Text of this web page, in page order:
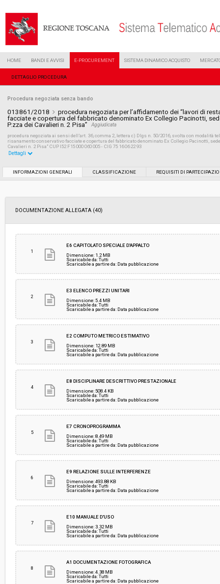
HOME BANDI E AVVISI E-PROCUREMENT SISTEMA DINAMICO ACQUISTO
DETTAGLIO PROCEDURA
Procedura negoziata senza bando
013861/2018
procedura negoziata per l’affidamento dei “lavori di
facciate e copertura del fabbricato denominato Ex Collegio Pacinotti,
P.zza dei Cavalieri n. 2 Pisa”
Aggiudicata
procedura negoziata ai sensi dell’art. 36, comma 2, lettera c) Dlgs n. 50/2016, svolta con modalità
risanamento conservativo facciate e copertura del fabbricato denominato Ex Collegio Pacinotti,
Cavalieri n. 2 Pisa” CUP I52 F15 000 060 005 - CIG 75 16 06 22 93
Data pubblicazione:
Svolgimento:
Responsabile attuale:
UNIVERSITÀ DI PISA - Servizio gare e degli
Dettagli
INFORMAZIONI GENERALI CLASSIFICAZIONE REQUISITI DI
DOCUMENTAZIONE ALLEGATA (40)
1
E6 CAPITOLATO SPECIALE D'APPALTO
Dimensione: 1.2 MB
Scaricabile da: Tutti
Scaricabile a partire da: Data pubblicazione
2
E3 ELENCO PREZZI UNITARI
Dimensione: 5.4 MB
Scaricabile da: Tutti
Scaricabile a partire da: Data pubblicazione
3
E2 COMPUTO METRICO ESTIMATIVO
Dimensione: 12.89 MB
Scaricabile da: Tutti
Scaricabile a partire da: Data pubblicazione
4
E8 DISCIPLINARE DESCRITTIVO PRESTAZIONALE
Dimensione: 508.4 KB
Scaricabile da: Tutti
Scaricabile a partire da: Data pubblicazione
5
E7 CRONOPROGRAMMA
Dimensione: 8.49 MB
Scaricabile da: Tutti
Scaricabile a partire da: Data pubblicazione
6
E9 RELAZIONE SULLE INTERFERENZE
Dimensione: 493.88 KB
Scaricabile da: Tutti
Scaricabile a partire da: Data pubblicazione
7
E10 MANUALE D'USO
Dimensione: 3.32 MB
Scaricabile da: Tutti
Scaricabile a partire da: Data pubblicazione
8
A1 DOCUMENTAZIONE FOTOGRAFICA
Dimensione: 4.38 MB
Scaricabile da: Tutti
Scaricabile a partire da: Data pubblicazione